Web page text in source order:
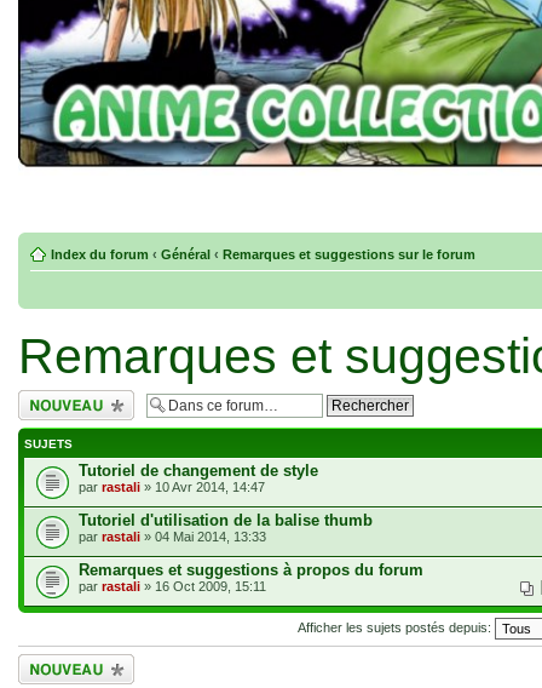
Index du forum ‹ Général ‹ Remarques et suggestions sur le forum
Remarques et
Écrire un nouveau
sujet
SUJETS
Tutoriel de changement de style
par rastali » 10 Avr 2014, 14:47
Tutoriel d'utilisation de la balise thumb
par rastali » 04 Mai 2014, 13:33
Remarques et suggestions à propos du forum
par rastali » 16 Oct 2009, 15:11
Afficher les sujets postés depuis:
Écrire un nouveau
sujet